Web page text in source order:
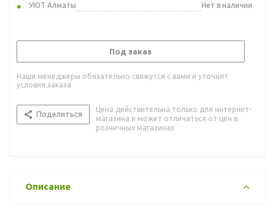
УЮТ Алматы
Нет в наличии
Под заказ
Наши менеджеры обязательно свяжутся с вами и уточнят
условия заказа
Поделиться
Цена действительна только для интернет-
магазина и может отличаться от цен в
розничных магазинах
Описание